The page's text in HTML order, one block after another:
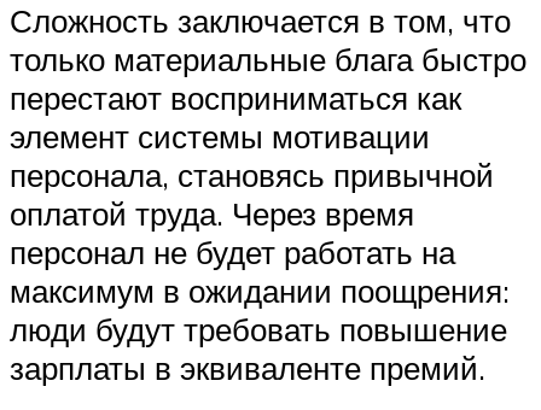
Сложность заключается в том, что
только материальные блага быстро
перестают восприниматься как
элемент системы мотивации
персонала, становясь привычной
оплатой труда. Через время
персонал не будет работать на
максимум в ожидании поощрения:
люди будут требовать повышение
зарплаты в эквиваленте премий.